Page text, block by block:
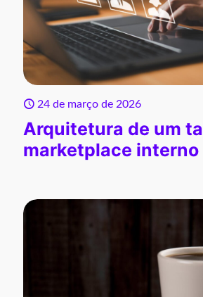
24 de março de 2026
Arquitetura de um
marketplace interno